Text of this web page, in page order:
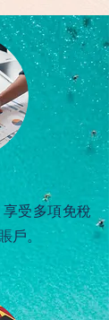
受多項免稅
戶。